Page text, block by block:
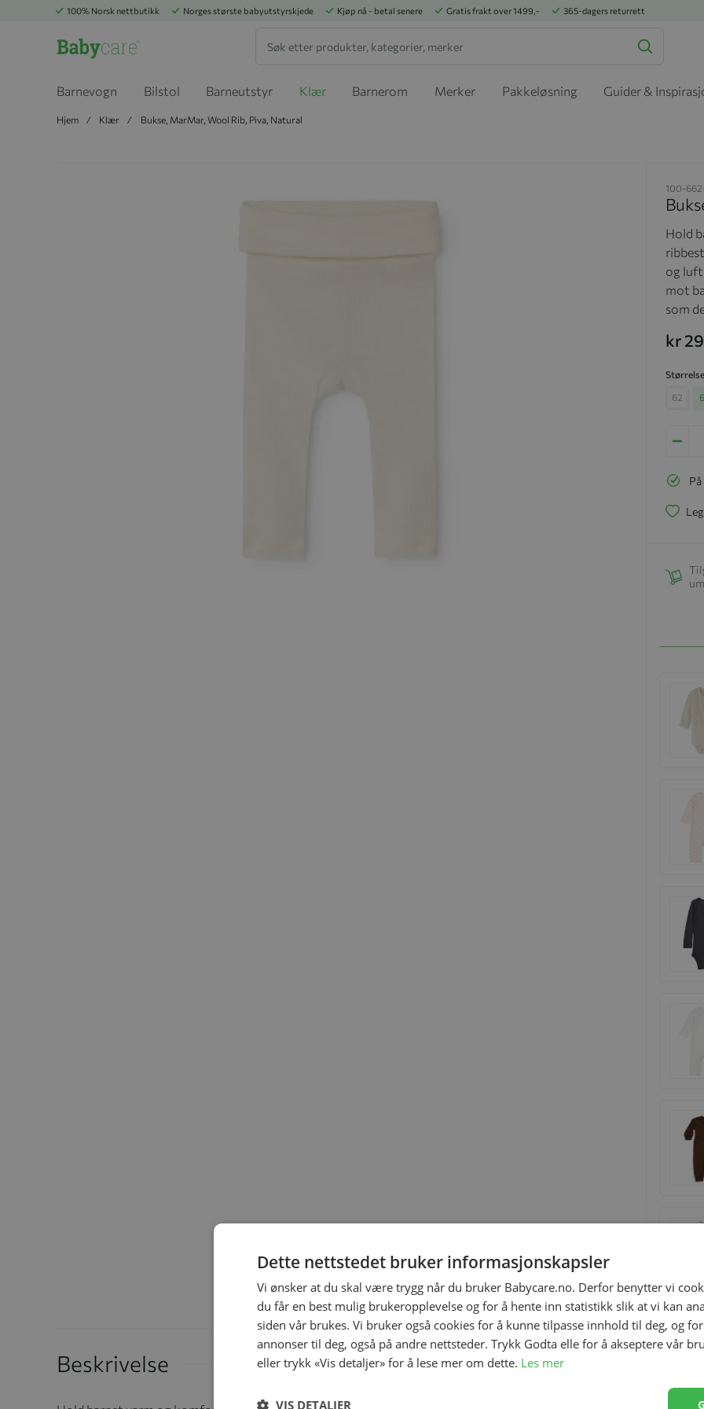
100% Norsk nettbutikk Norges største babyutstyrskjede Kjøp nå - betal senere Gratis frakt over 1499,- 365-dagers returrett
Barnevogn Bilstol Barneutstyr Klær Barnerom Merker Pakkeløsning Guider &
Hjem Klær Bukse, MarMar, Wool Rib, Piva, Natural
100-
Hold
og
mot
som
kr
Størrelse
62
Beskrivelse
Dette nettstedet bruker informasjonskapsler
Vi ønsker at du skal være trygg når du bruker Babycare.no. Derfor benytter vi
du får en best mulig brukeropplevelse og for å hente inn statistikk slik at vi kan
siden vår brukes. Vi bruker også cookies for å kunne tilpasse innhold til deg, og
annonser til deg, også på andre nettsteder. Trykk Godta elle for å akseptere vår
eller trykk «Vis detaljer» for å lese mer om dette. Les mer
VIS DETALJER